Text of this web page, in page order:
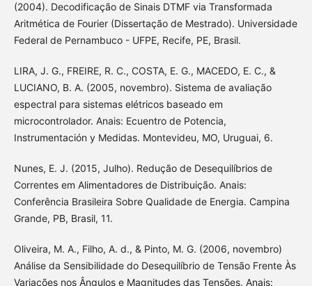
(2004). Decodificação de Sinais DTMF via Transformada
Aritmética de Fourier (Dissertação de Mestrado). Universidade
Federal de Pernambuco - UFPE, Recife, PE, Brasil.
LIRA, J. G., FREIRE, R. C., COSTA, E. G., MACEDO, E. C., &
LUCIANO, B. A. (2005, novembro). Sistema de avaliação
espectral para sistemas elétricos baseado em
microcontrolador. Anais: Ecuentro de Potencia,
Instrumentación y Medidas. Montevideu, MO, Uruguai, 6.
Nunes, E. J. (2015, Julho). Redução de Desequilíbrios de
Correntes em Alimentadores de Distribuição. Anais:
Conferência Brasileira Sobre Qualidade de Energia. Campina
Grande, PB, Brasil, 11.
Oliveira, M. A., Filho, A. d., & Pinto, M. G. (2006, novembro)
Análise da Sensibilidade do Desequilíbrio de Tensão Frente Às
Variações nos Ângulos e Magnitudes das Tensões. Anais: